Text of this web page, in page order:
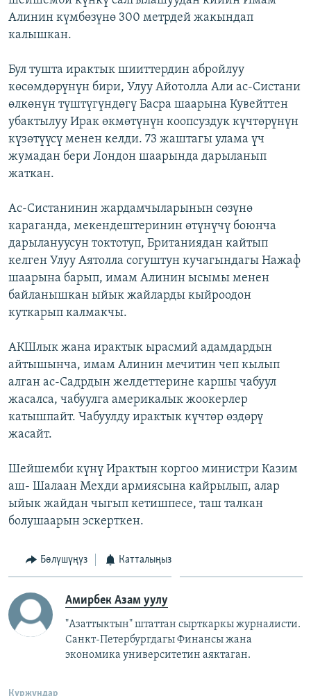
Алинин күмбөзүнө 300 метрдей жакындап
калышкан.
Бул тушта ирактык шииттердин абройлуу
көсөмдөрүнүн бири, Улуу Айотолла Али ас-Систани
өлкөнүн түштүгүндөгү Басра шаарына Кувейттен
убактылуу Ирак өкмөтүнүн коопсуздук күчтөрүнүн
күзөтүүсү менен келди. 73 жаштагы улама үч
жумадан бери Лондон шаарында дарыланып
жаткан.
Ас-Систанинин жардамчыларынын сөзүнө
караганда, мекендештеринин өтүнүчү боюнча
дарылануусун токтотуп, Британиядан кайтып
келген Улуу Аятолла согуштун кучагындагы Нажаф
шаарына барып, имам Алинин ысымы менен
байланышкан ыйык жайларды кыйроодон
куткарып калмакчы.
АКШлык жана ирактык ырасмий адамдардын
айтышынча, имам Алинин мечитин чеп кылып
алган ас-Садрдын желдеттерине каршы чабуул
жасалса, чабуулга америкалык жоокерлер
катышпайт. Чабуулду ирактык күчтөр өздөрү
жасайт.
Шейшемби күнү Ирактын коргоо министри Казим
аш- Шалаан Мехди армиясына кайрылып, алар
ыйык жайдан чыгып кетишпесе, таш талкан
болушаарын эскерткен.
Бөлүшүңүз Катталыңыз
Амирбек Азам уулу
"Азаттыктын" штаттан сырткаркы журналисти.
Санкт-Петербургдагы Финансы жана
экономика университетин аяктаган.
Куржундар